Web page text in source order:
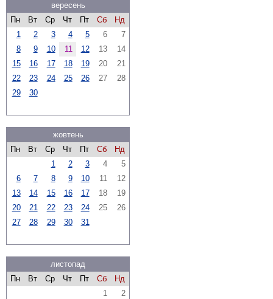
вересень
Пн
Вт Ср Чт Пт Сб
Нд
1
2 3 4 5 6
7
8
9 10 11 12 13
14
15
16 17 18 19 20
21
22
23 24 25 26 27
28
29
30
жовтень
Пн
Вт Ср Чт Пт Сб
Нд
1
2 3 4
5
6
7 8 9 10 11
12
13
14 15 16 17 18
19
20
21 22 23 24 25
26
27
28 29 30 31
листопад
Пн
Вт Ср Чт Пт Сб
Нд
1
2